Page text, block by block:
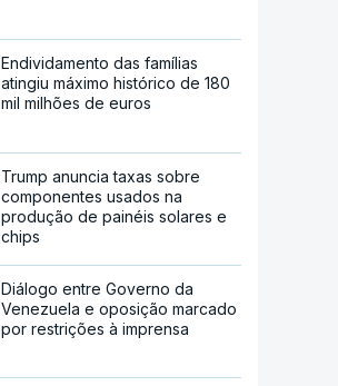
Endividamento das famílias
atingiu máximo histórico de 180
mil milhões de euros
Trump anuncia taxas sobre
componentes usados na
produção de painéis solares e
chips
Diálogo entre Governo da
Venezuela e oposição marcado
por restrições à imprensa